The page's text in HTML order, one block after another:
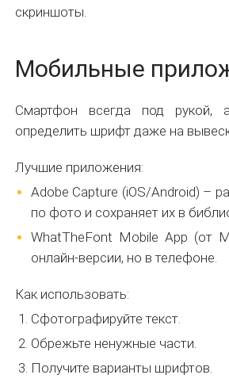
скриншоты.
Мобильные
Смартфон всегда под рукой,
определить шрифт даже на
Лучшие приложения:
Adobe Capture (iOS/Android) –
по фото и сохраняет их в
WhatTheFont Mobile App (от
онлайн-версии, но в телефоне.
Как использовать:
Сфотографируйте текст.
Обрежьте ненужные части.
Получите варианты шрифтов.